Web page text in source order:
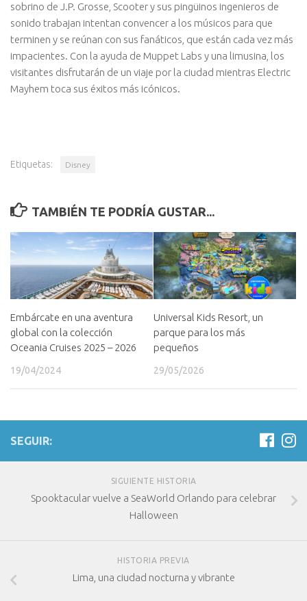
sobrino de J.P. Grosse, Scooter y sus pingüinos ingenieros de
sonido trabajan intentan convencer a los músicos para que
terminen y se reúnan con sus fanáticos, que están cada vez más
impacientes. Con la ayuda de Muppet Labs y una limusina, los
visitantes disfrutarán de un viaje por la ciudad mientras Electric
Mayhem toca sus éxitos más icónicos.
Etiquetas: Disney
TAMBIÉN TE PODRÍA GUSTAR...
Embárcate en una aventura
global con la colección
Oceania Cruises 2025 – 2026
19/04/2024
Universal Kids Resort, un
parque para los más
pequeños
29/05/2026
SEGUIR:
SIGUIENTE HISTORIA
Spooktacular vuelve a SeaWorld Orlando para celebrar
Halloween
HISTORIA PREVIA
Lima, una ciudad nocturna y vibrante